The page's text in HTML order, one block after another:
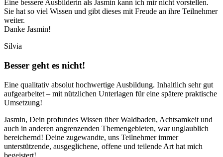
Eine bessere Ausbilderin als Jasmin kann ich mir nicht vorstellen.
Sie hat so viel Wissen und gibt dieses mit Freude an ihre Teilnehmer
weiter.
Danke Jasmin!
Silvia
Besser geht es nicht!
Eine qualitativ absolut hochwertige Ausbildung. Inhaltlich sehr gut
aufgearbeitet – mit nützlichen Unterlagen für eine spätere praktische
Umsetzung!
Jasmin, Dein profundes Wissen über Waldbaden, Achtsamkeit und
auch in anderen angrenzenden Themengebieten, war unglaublich
bereichernd! Deine zugewandte, uns Teilnehmer immer
unterstützende, ausgeglichene, offene und teilende Art hat mich
begeistert!